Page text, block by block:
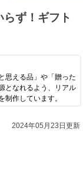
ず！ギフト
思える品」や「贈った
となれるよう、リアル
作しています。
2024年05月23日更新